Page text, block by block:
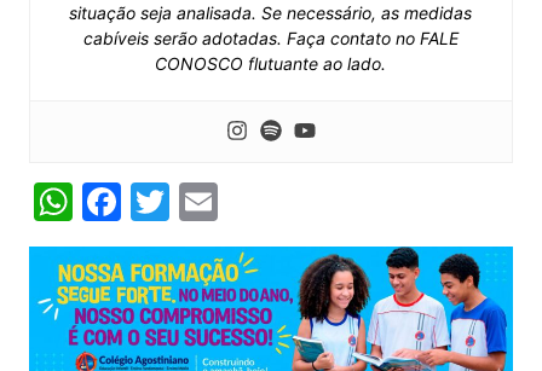
situação seja analisada. Se necessário, as medidas
cabíveis serão adotadas. Faça contato no FALE
CONOSCO flutuante ao lado.
W
h
at
s
A
F
a
c
e
b
T
w
itt
er
E
m
ai
l